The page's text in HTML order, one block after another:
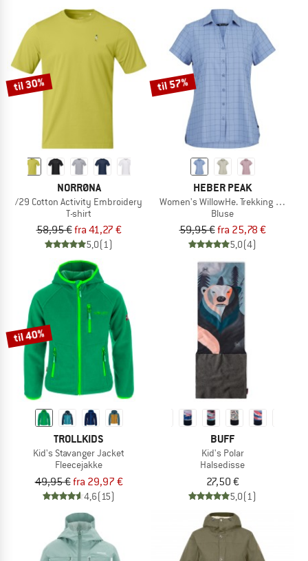
til 30%
NORRØNA
/29 Cotton Activity Embroidery
T-shirt
58,95 €fra 41,27 €
5,0(1)
til 57%
HEBER PEAK
Women's WillowHe. Trekking Shirt S/
Bluse
59,95 €fra 25,78 €
5,0(4)
til 40%
TROLLKIDS
Kid's Stavanger Jacket
Fleecejakke
49,95 €fra 29,97 €
4,6(15)
BUFF
Kid's Polar
Halsedisse
27,50 €
5,0(1)